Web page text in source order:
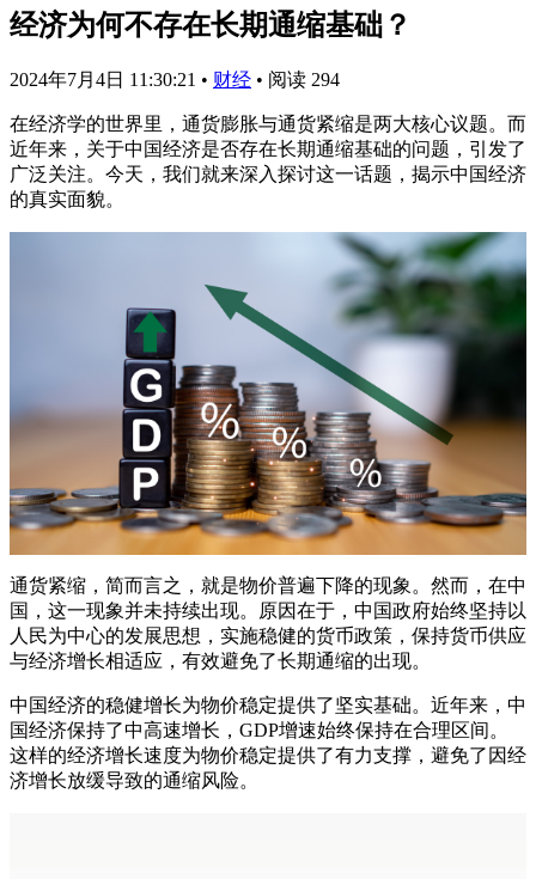
经济为何不存在长期通缩基础？
2024年7月4日 11:30:21 • 财经 • 阅读 294
在经济学的世界里，通货膨胀与通货紧缩是两大核心议题。而
近年来，关于中国经济是否存在长期通缩基础的问题，引发了
广泛关注。今天，我们就来深入探讨这一话题，揭示中国经济
的真实面貌。
通货紧缩，简而言之，就是物价普遍下降的现象。然而，在中
国，这一现象并未持续出现。原因在于，中国政府始终坚持以
人民为中心的发展思想，实施稳健的货币政策，保持货币供应
与经济增长相适应，有效避免了长期通缩的出现。
中国经济的稳健增长为物价稳定提供了坚实基础。近年来，中
国经济保持了中高速增长，GDP增速始终保持在合理区间。
这样的经济增长速度为物价稳定提供了有力支撑，避免了因经
济增长放缓导致的通缩风险。